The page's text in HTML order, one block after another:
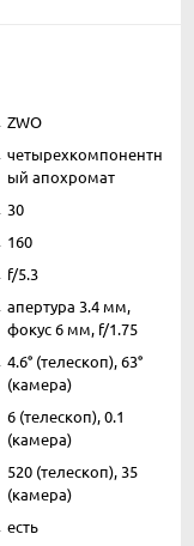
ZWO
четырехкомпонентн
ый апохромат
30
160
f/5.3
апертура 3.4 мм,
фокус 6 мм, f/1.75
4.6° (телескоп), 63°
(камера)
6 (телескоп), 0.1
(камера)
520 (телескоп), 35
(камера)
есть